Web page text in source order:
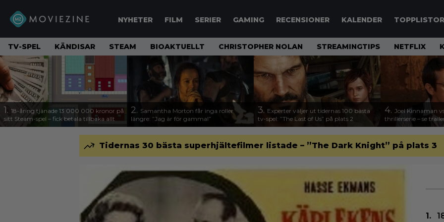
NYHETER FILM SERIER GAMING RECENSIONER KALENDER TOPPLISTOR
TV-SPEL KÄNDISAR STEAM BIOAKTUELLT CHRISTOPHER NOLAN STREAMINGTIPS NETFLIX
1. 18-åring tjänade 13 000 000 kronor på
sitt Steam-spel – fick betala tillbaka allt
2. Samantha Morton får inga roller
längre: ”Jag är för gammal”
3. Experter väljer ut tidernas 100 bästa
tv-spel: ”The Last of Us” på plats 2
4. Joel Kinnaman
thrillerserie – se
Tidernas 30 bästa superhjältefilmer listade – ”The Dark Knight” på plats 3